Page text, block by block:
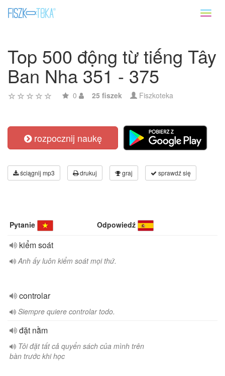
Top 500 động từ tiếng Tây
Ban Nha 351 - 375
0 25 fiszek Fiszkoteka
rozpocznij naukę
ściągnij mp3 drukuj graj sprawdź się
Pytanie Odpowiedź
kiểm soát
Anh ấy luôn kiểm soát mọi thứ.
controlar
Siempre quiere controlar todo.
đặt nằm
Tôi đặt tất cả quyển sách của mình trên
bàn trước khi học